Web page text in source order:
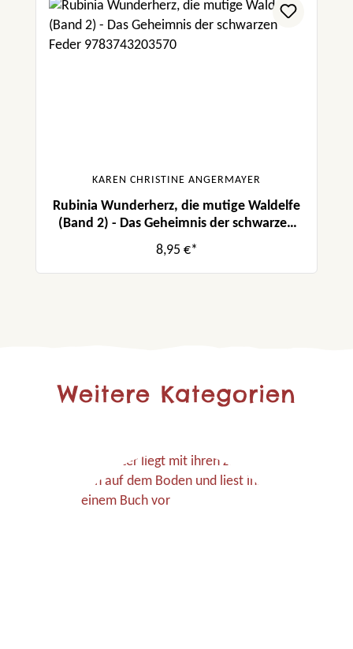
KAREN CHRISTINE ANGERMAYER
Rubinia Wunderherz, die mutige Waldelfe
(Band 2) - Das Geheimnis der schwarzen
Feder
8,95 €*
Weitere Kategorien